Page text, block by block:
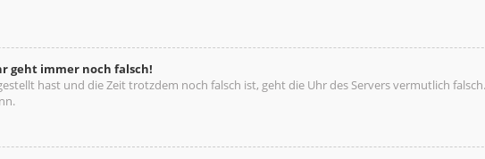
geht immer noch falsch!
hast und die Zeit trotzdem noch falsch ist, geht die Uhr des Servers vermutlich